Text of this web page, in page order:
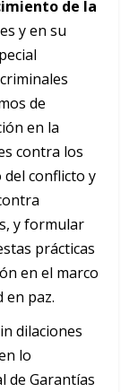
de la
y en su
de
en la
contra los
conflicto y
y formular
prácticas
en el marco
en paz.
dilaciones
lo
de Garantías